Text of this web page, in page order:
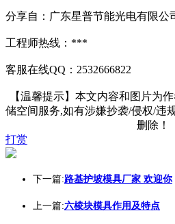
分享自：广东星普节能光电有限公
工程师热线：***
客服在线QQ：2532666822
【温馨提示】本文内容和图片为
储空间服务,如有涉嫌抄袭/侵权/违
删除！
打赏
下一篇:路基护坡模具厂家 欢迎你
上一篇:六棱块模具作用及特点